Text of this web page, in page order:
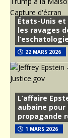
États-Unis et
les ravages
l’eschatologie
22 MARS 2026
L’affaire
aubaine pour
propagande
1 MARS 2026